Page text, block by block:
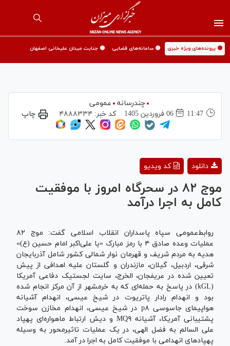
🟡 پرونده‌های ویژه خبری 🟡 سامانه‌های قضایی 🟡 جنایت میدان علیخانی اصفهان
چندرسانه
عمومی
11:47
06 فروردين 1405 کد خبر: ۴۸۸۸۳۳۴ چاپ
Video
کد ویدیو دانلود
موج ۸۲ در سحرگاه امروز با موفقیت
کامل به اجرا درآمد
روابط‌عمومی سپاه پاسداران انقلاب اسلامی گفت: موج ۸۲
عملیات وعده صادق ۴ با رمز مبارک‌ «یا علی‌اکبر امام حسین (ع)»
هدیه به مردم شریف و قهرمان نوار شمالی کشور شامل آذربایجان
شرقی، اردبیل، گیلان، مازندران و گلستان علیه اهدافی از پیش
تعیین شده در عریفجان، الخرج، سایت لجستیک دفاعی آمریکا
‌(kGL) در پاسخ به حمله‌ای که به خرمشهر از آن مرکز انجام شده
بود و انهدام رادار پاتریوت در شیخ عیسی، انهدام آشیانه
هواپیمای جاسوسی p۸ در شیخ عیسی، انهدام مخازن سوخت
پشتیبانی آمریکا، آشیانه MQ۹ و دیش ارتباط ماهواره‌ای پهپاد
علی السالم به فضل الهی، در یک عملیات تاثیرمحور به وسیله
پهپادهای انهدامی با موفقیت کامل به اجرا در آمد.